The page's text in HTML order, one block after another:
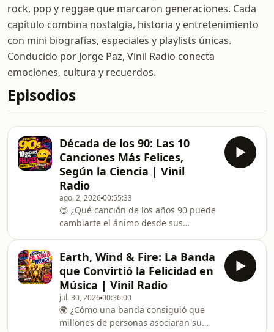
rock, pop y reggae que marcaron generaciones. Cada
capítulo combina nostalgia, historia y entretenimiento
con mini biografías, especiales y playlists únicas.
Conducido por Jorge Paz, Vinil Radio conecta
emociones, cultura y recuerdos.
Episodios
Década de los 90: Las 10
Canciones Más Felices,
Según la Ciencia | Vinil
Radio
ago. 2, 202600:55:33
😊 ¿Qué canción de los años 90 puede
cambiarte el ánimo desde sus
la fórmula del neurocientífico Dr.
Jacob Jolij para descubrir qué tienen
en común el ritmo, la melodía, la letra
y la energía de clásicos de R.E.M.,
Hanson, Spice Girls, Shania Twain,
New Radicals y The Cranberries.De
Earth, Wind & Fire: La Banda
que Convirtió la Felicidad en
Música | Vinil Radio
jul. 30, 202600:36:00
🌍 ¿Cómo una banda consiguió que
millones de personas asociaran su